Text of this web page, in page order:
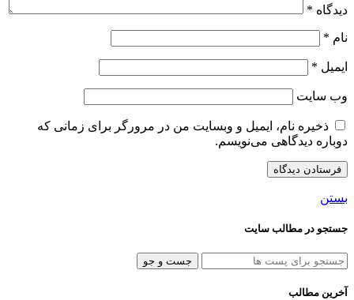
دیدگاه *
نام *
ایمیل *
وب‌ سایت
ذخیره نام، ایمیل و وبسایت من در مرورگر برای زمانی که
دوباره دیدگاهی می‌نویسم.
بستن
جستجو در مطالب سایت
جست و جو
آخرین مطالب